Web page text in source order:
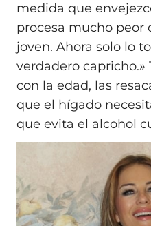
medida que
procesa mucho peor
joven. Ahora solo lo
verdadero capricho.»
con la edad, las
que el hígado
que evita el alcohol